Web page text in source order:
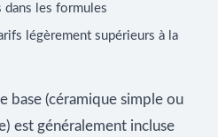
dans les formules
légèrement supérieurs à la
base (céramique simple ou
est généralement incluse